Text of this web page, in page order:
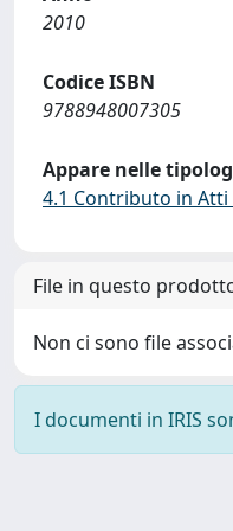
2010
Codice ISBN
9788948007305
Appare nelle
4.1 Contributo in
File in questo
Non ci sono file
I documenti in IRIS